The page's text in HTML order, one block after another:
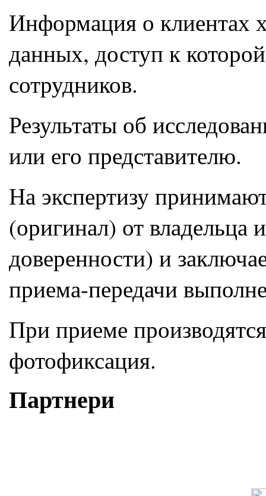
Информация о клиентах
данных, доступ к
сотрудников.
Результаты об
или его представителю.
На экспертизу
(оригинал) от владельца
доверенности) и
приема-передачи
При приеме
фотофиксация.
Партнери